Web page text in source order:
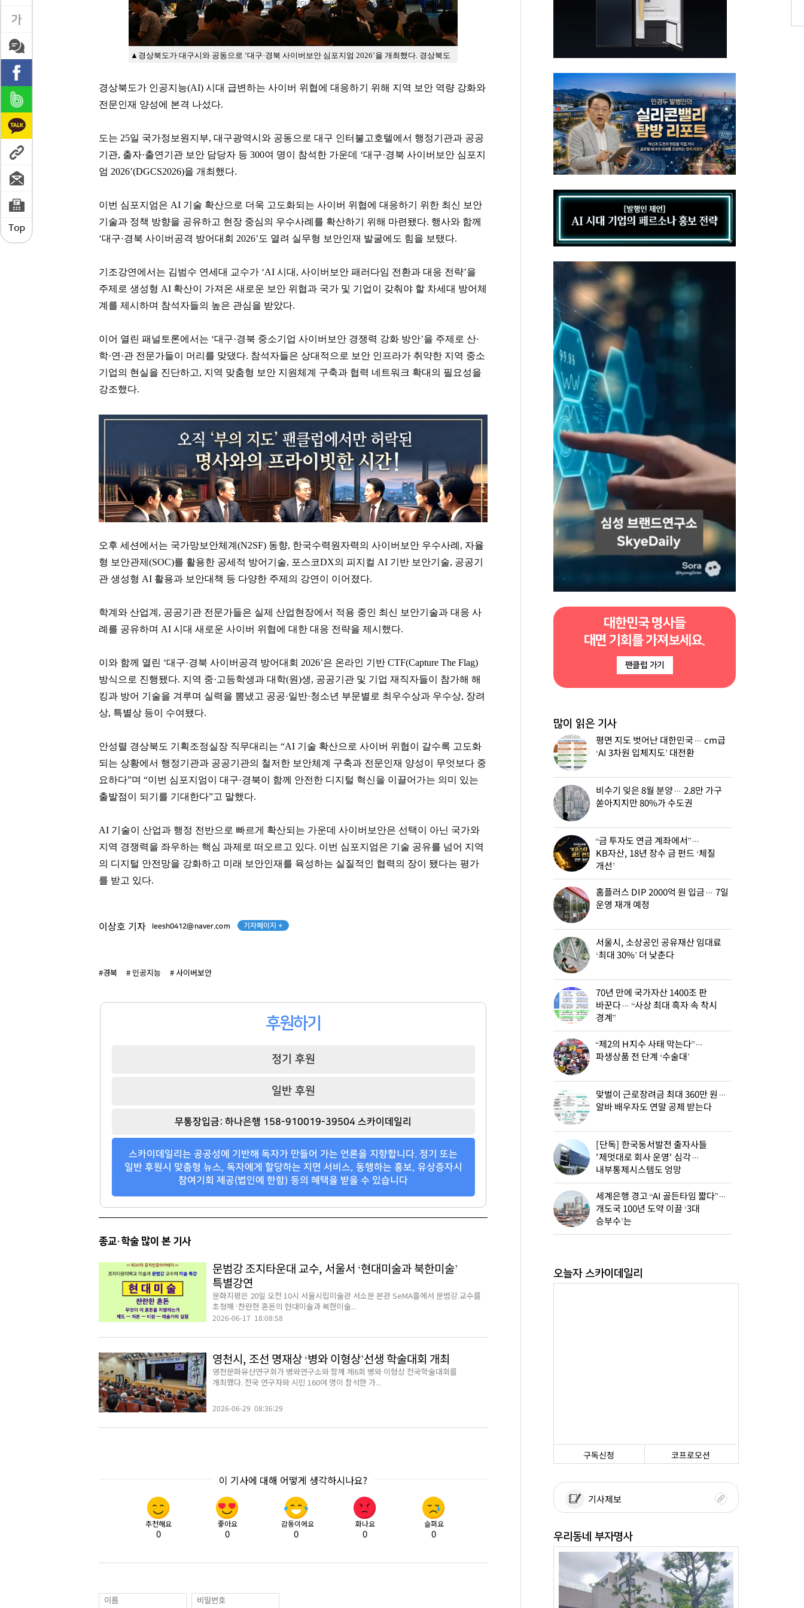
▲경상북도가 대구시와 공동으로 ‘대구·경북 사이버보안 심포지엄 2026’을 개최했다. 경상북도
경상북도가 인공지능(AI) 시대 급변하는 사이버 위협에 대응하기 위해 지역 보안 역량 강화와
전문인재 양성에 본격 나섰다.
도는 25일 국가정보원지부, 대구광역시와 공동으로 대구 인터불고호텔에서 행정기관과 공공
기관, 출자·출연기관 보안 담당자 등 300여 명이 참석한 가운데 ‘대구·경북 사이버보안 심포지
엄 2026’(DGCS2026)을 개최했다.
이번 심포지엄은 AI 기술 확산으로 더욱 고도화되는 사이버 위협에 대응하기 위한 최신 보안
기술과 정책 방향을 공유하고 현장 중심의 우수사례를 확산하기 위해 마련됐다. 행사와 함께
‘대구·경북 사이버공격 방어대회 2026’도 열려 실무형 보안인재 발굴에도 힘을 보탰다.
기조강연에서는 김범수 연세대 교수가 ‘AI 시대, 사이버보안 패러다임 전환과 대응 전략’을
주제로 생성형 AI 확산이 가져온 새로운 보안 위협과 국가 및 기업이 갖춰야 할 차세대 방어체
계를 제시하며 참석자들의 높은 관심을 받았다.
이어 열린 패널토론에서는 ‘대구·경북 중소기업 사이버보안 경쟁력 강화 방안’을 주제로 산·
학·연·관 전문가들이 머리를 맞댔다. 참석자들은 상대적으로 보안 인프라가 취약한 지역 중소
기업의 현실을 진단하고, 지역 맞춤형 보안 지원체계 구축과 협력 네트워크 확대의 필요성을
강조했다.
이해욱
DL
단독주택
팬클럽 참여
김범수
카카오
로덴하우스 웨스트빌리지
팬클럽 참여
신세계
주택
팬클럽 참여
LG 트윈스
연세힐하우스1
팬클럽 참여
아워홈
부천범박힐스테이트5단지
팬클럽 참여
오후 세션에서는 국가망보안체계(N2SF) 동향, 한국수력원자력의 사이버보안 우수사례, 자율
형 보안관제(SOC)를 활용한 공세적 방어기술, 포스코DX의 피지컬 AI 기반 보안기술, 공공기
관 생성형 AI 활용과 보안대책 등 다양한 주제의 강연이 이어졌다.
학계와 산업계, 공공기관 전문가들은 실제 산업현장에서 적용 중인 최신 보안기술과 대응 사
례를 공유하며 AI 시대 새로운 사이버 위협에 대한 대응 전략을 제시했다.
이와 함께 열린 ‘대구·경북 사이버공격 방어대회 2026’은 온라인 기반 CTF(Capture The Flag)
방식으로 진행됐다. 지역 중·고등학생과 대학(원)생, 공공기관 및 기업 재직자들이 참가해 해
킹과 방어 기술을 겨루며 실력을 뽐냈고 공공·일반·청소년 부문별로 최우수상과 우수상, 장려
상, 특별상 등이 수여됐다.
안성렬 경상북도 기획조정실장 직무대리는 “AI 기술 확산으로 사이버 위협이 갈수록 고도화
되는 상황에서 행정기관과 공공기관의 철저한 보안체계 구축과 전문인재 양성이 무엇보다 중
요하다”며 “이번 심포지엄이 대구·경북이 함께 안전한 디지털 혁신을 이끌어가는 의미 있는
출발점이 되기를 기대한다”고 말했다.
AI 기술이 산업과 행정 전반으로 빠르게 확산되는 가운데 사이버보안은 선택이 아닌 국가와
지역 경쟁력을 좌우하는 핵심 과제로 떠오르고 있다. 이번 심포지엄은 기술 공유를 넘어 지역
의 디지털 안전망을 강화하고 미래 보안인재를 육성하는 실질적인 협력의 장이 됐다는 평가
를 받고 있다.
이상호 기자 leesh0412@naver.com 기자페이지 +
#경북 # 인공지능 # 사이버보안
후원하기
정기 후원
일반 후원
무통장입금: 하나은행 158-910019-39504 스카이데일리
스카이데일리는 공공성에 기반해 독자가 만들어 가는 언론을 지향합니다. 정기 또는
일반 후원시 맞춤형 뉴스, 독자에게 할당하는 지면 서비스, 동행하는 홍보, 유상증자시
참여기회 제공(법인에 한함) 등의 혜택을 받을 수 있습니다
종교·학술 많이 본 기사
문범강 조지타운대 교수, 서울서 ‘현대미술과 북한미술’
특별강연
문화지평은 20일 오전 10시 서울시립미술관 서소문 본관 SeMA홀에서 문범강 교수를
초청해 ‘찬란한 혼돈의 현대미술과 북한미술...
2026-06-17 18:08:58
영천시, 조선 명재상 ‘병와 이형상’선생 학술대회 개최
영천문화유산연구회가 병와연구소와 함께 제6회 병와 이형상 전국학술대회를
개최했다. 전국 연구자와 시민 160여 명이 참석한 가...
2026-06-29 08:36:29
이 기사에 대해 어떻게 생각하시나요?
추천해요
0
좋아요
0
감동이에요
0
화나요
0
슬퍼요
0
대한민국 명사들
대면 기회를 가져보세요.
팬클럽 가기
많이 읽은 기사
평면 지도 벗어난 대한민국… cm급
‘AI 3차원 입체지도’ 대전환
비수기 잊은 8월 분양… 2.8만 가구
쏟아지지만 80%가 수도권
“금 투자도 연금 계좌에서”…
KB자산, 18년 장수 금 펀드 ‘체질
개선’
홈플러스 DIP 2000억 원 입금… 7일
운영 재개 예정
서울시, 소상공인 공유재산 임대료
‘최대 30%’ 더 낮춘다
70년 만에 국가자산 1400조 판
바꾼다… “사상 최대 흑자 속 착시
경계”
“제2의 H지수 사태 막는다”…
파생상품 전 단계 ‘수술대’
맞벌이 근로장려금 최대 360만 원…
알바 배우자도 연말 공제 받는다
[단독] 한국동서발전 출자사들
'제멋대로 회사 운영' 심각…
내부통제시스템도 엉망
세계은행 경고 “AI 골든타임 짧다”…
개도국 100년 도약 이끌 ‘3대
승부수’는
오늘자 스카이데일리
구독신청 코프로모션
기사제보
우리동네 부자명사